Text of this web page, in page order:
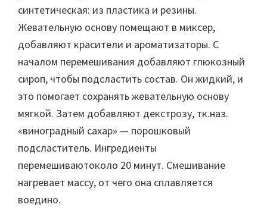
синтетическая: из пластика и резины.
Жевательную основу помещают в миксер,
добавляют красители и ароматизаторы. С
началом перемешивания добавляют глюкозный
сироп, чтобы подсластить состав. Он жидкий, и
это помогает сохранять жевательную основу
мягкой. Затем добавляют декстрозу, тк.наз.
«виноградный сахар» — порошковый
подсластитель. Ингредиенты
перемешиваютоколо 20 минут. Смешивание
нагревает массу, от чего она сплавляется
воедино.